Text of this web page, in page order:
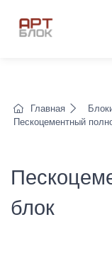
Главная
Пескоцементный
блок